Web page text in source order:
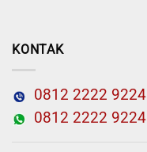
KONTAK
0812 2222 9224
0812 2222 9224